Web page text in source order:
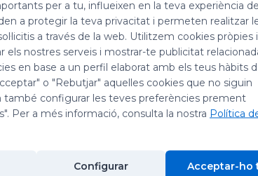
per a tu, influeixen en la teva experiència
a protegir la teva privacitat i permeten realitzar
a través de la web. Utilitzem cookies pròpies
els nostres serveis i mostrar-te publicitat
en base a un perfil elaborat amb els teus hàbits
o "Rebutjar" aquelles cookies que no siguin
també configurar les teves preferències prement
Per a més informació, consulta la nostra Política
Configurar Acceptar-ho